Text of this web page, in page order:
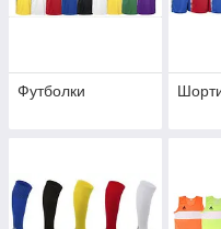
Футболки